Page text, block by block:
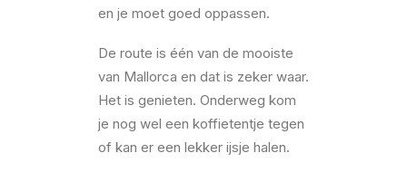
en je moet goed oppassen.
De route is één van de mooiste
van Mallorca en dat is zeker waar.
Het is genieten. Onderweg kom
je nog wel een koffietentje tegen
of kan er een lekker ijsje halen.